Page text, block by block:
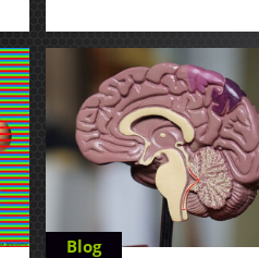
Blog